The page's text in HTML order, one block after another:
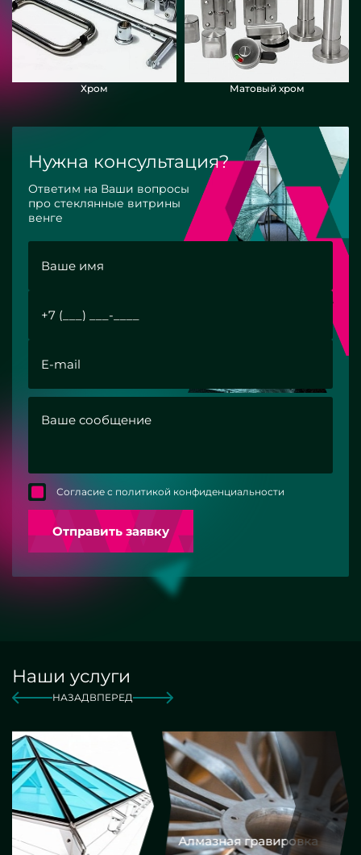
Хром Матовый хром
Нужна консультация?
Ответим на Ваши вопросы
про стеклянные витрины
венге
Согласие с политикой конфиденциальности
Отправить заявку
Наши услуги
НАЗАДВПЕРЕД
Алмазная гравировка